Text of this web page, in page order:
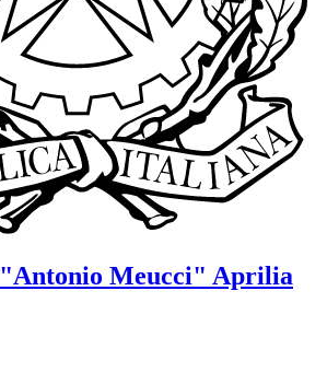
"Antonio Meucci" Aprilia